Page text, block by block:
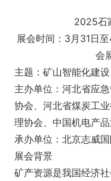
2025石
展会时间：3月31日
会
主题：矿山智能化建
主办单位：河北省应
协会、河北省煤炭工
理协会、中国机电产
承办单位：北京志威
展会背景
矿产资源是我国经济